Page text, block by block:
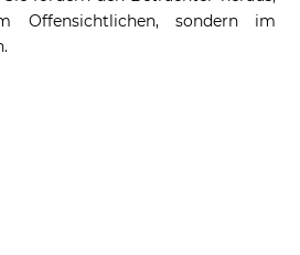
Offensichtlichen, sondern im